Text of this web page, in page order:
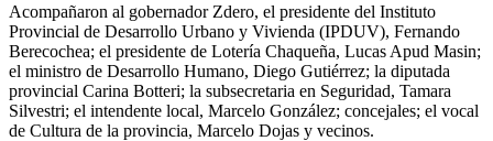
Acompañaron al gobernador Zdero, el presidente del Instituto
Provincial de Desarrollo Urbano y Vivienda (IPDUV), Fernando
Berecochea; el presidente de Lotería Chaqueña, Lucas Apud Masin;
el ministro de Desarrollo Humano, Diego Gutiérrez; la diputada
provincial Carina Botteri; la subsecretaria en Seguridad, Tamara
Silvestri; el intendente local, Marcelo González; concejales; el vocal
de Cultura de la provincia, Marcelo Dojas y vecinos.